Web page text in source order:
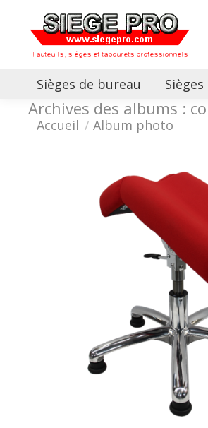
Sièges de bureau
Archives des albums :
Vous êtes ici :
Accueil Album photo